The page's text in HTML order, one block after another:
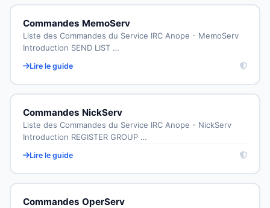
Commandes MemoServ
Liste des Commandes du Service IRC Anope - MemoServ
Introduction SEND LIST …
Lire le guide
Commandes NickServ
Liste des Commandes du Service IRC Anope - NickServ
Introduction REGISTER GROUP …
Lire le guide
Commandes OperServ